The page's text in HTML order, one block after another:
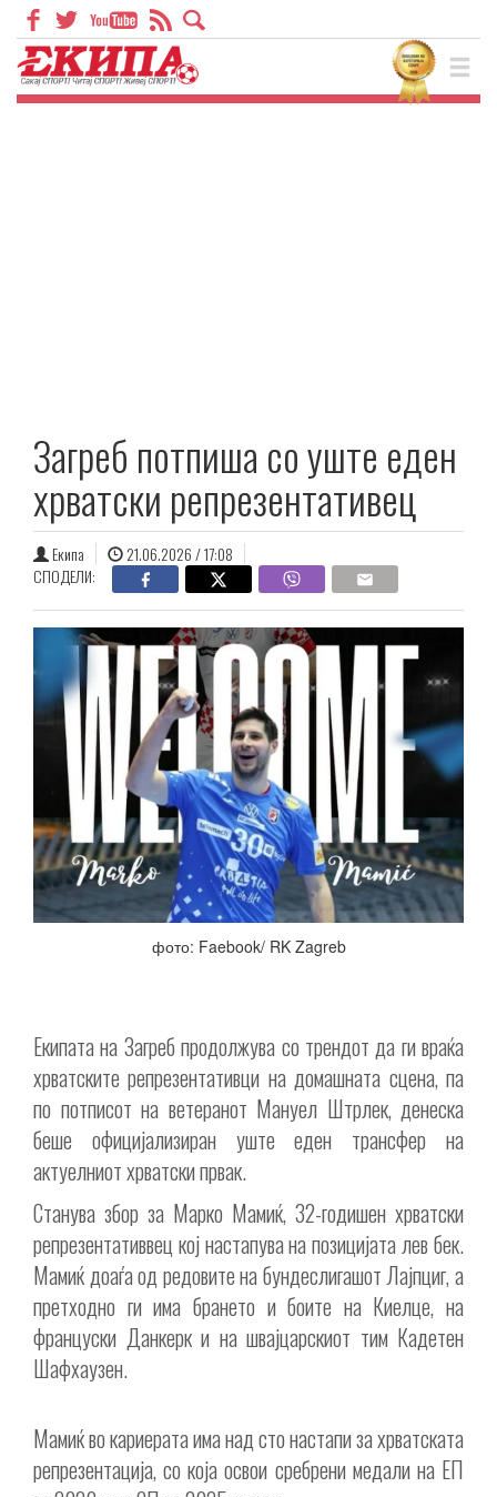
Загреб потпиша со уште еден
хрватски репрезентативец
Екипа
21.06.2026 / 17:08
СПОДЕЛИ:
фото: Faebook/ RK Zagreb
Екипата на Загреб продолжува со трендот да ги враќа
хрватските репрезентативци на домашната сцена, па
по потписот на ветеранот Мануел Штрлек, денеска
беше официјализиран уште еден трансфер на
актуелниот хрватски првак.
Станува збор за Марко Мамиќ, 32-годишен хрватски
репрезентативвец кој настапува на позицијата лев бек.
Мамиќ доаѓа од редовите на бундеслигашот Лајпциг, а
претходно ги има брането и боите на Киелце, на
француски Данкерк и на швајцарскиот тим Кадетен
Шафхаузен.
Мамиќ во кариерата има над сто настапи за хрватската
репрезентација, со која освои сребрени медали на ЕП